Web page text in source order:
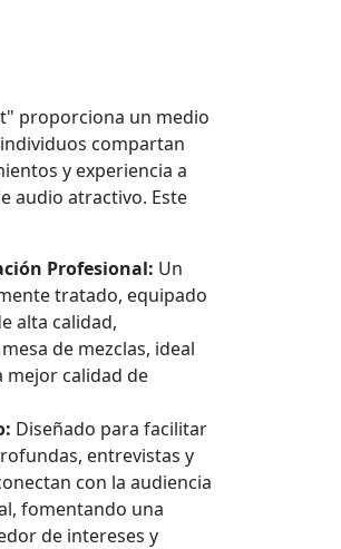
proporciona un medio
compartan
y experiencia a
audio atractivo. Este
Profesional: Un
tratado, equipado
alta calidad,
de mezclas, ideal
mejor calidad de
Diseñado para facilitar
entrevistas y
con la audiencia
fomentando una
de intereses y